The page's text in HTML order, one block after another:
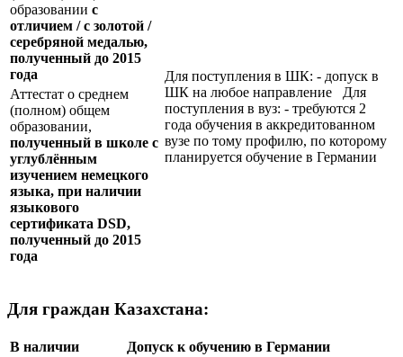
образовании с
отличием / с золотой /
серебряной медалью,
полученный до 2015
года
Для поступления в ШК: - допуск в
ШК на любое направление Для
поступления в вуз: - требуются 2
года обучения в аккредитованном
вузе по тому профилю, по которому
планируется обучение в Германии
Аттестат о среднем
(полном) общем
образовании,
полученный в школе с
углублённым
изучением немецкого
языка, при наличии
языкового
сертификата DSD,
полученный до 2015
года
Для граждан Казахстана:
В наличии
Допуск к обучению в Германии